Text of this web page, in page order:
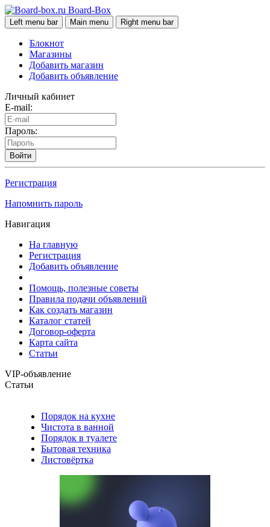
Board-Box
Left menu bar Main menu Right menu bar
Блокнот
Магазины
Добавить магазин
Добавить объявление
Личный кабинет
E-mail:
Пароль:
Войти
Регистрация
Напомнить пароль
Навигация
На главную
Регистрация
Добавить объявление
Помощь, полезные советы
Правила подачи объявлений
Как создать магазин
Каталог статей
Договор-оферта
Карта сайта
Статьи
VIP-объявление
Статьи
Порядок на кухне
Чистота в ванной
Порядок в туалете
Бытовая техника
Листовёртка